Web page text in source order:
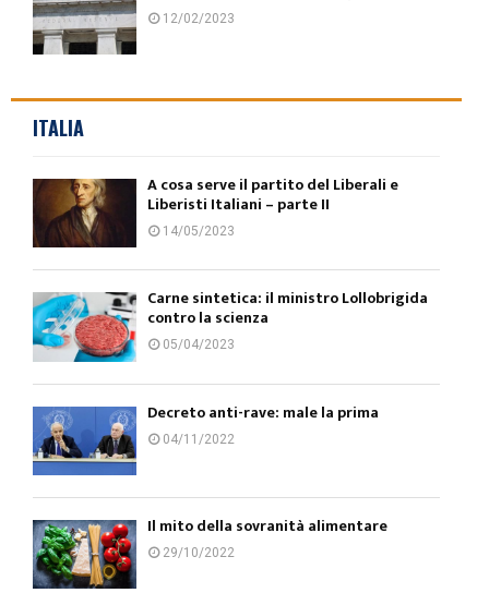
12/02/2023
ITALIA
A cosa serve il partito del Liberali e
Liberisti Italiani – parte II
14/05/2023
Carne sintetica: il ministro Lollobrigida
contro la scienza
05/04/2023
Decreto anti-rave: male la prima
04/11/2022
Il mito della sovranità alimentare
29/10/2022